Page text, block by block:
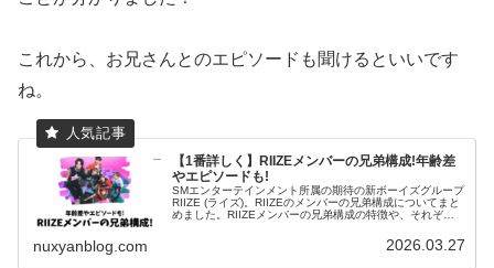
これから、お兄さんとのエピソードも聞けるといいです
ね。
【1番詳しく】RIIZEメンバーの兄弟構成!年齢差
やエピソードも!
SMエンターテインメント所属の期待の新ボーイズグループ
RIIZE (ライズ)。RIIZEのメンバーの兄弟構成についてまと
めました。RIIZEメンバーの兄弟構成の特徴や、それぞれ
nuxyanblog.com 2026.03.27